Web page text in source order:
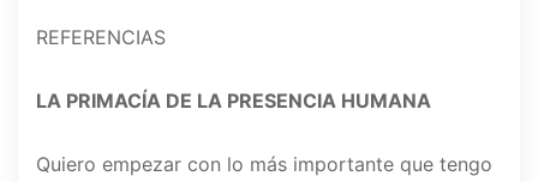
REFERENCIAS
LA PRIMACÍA DE LA PRESENCIA HUMANA
Quiero empezar con lo más importante que tengo